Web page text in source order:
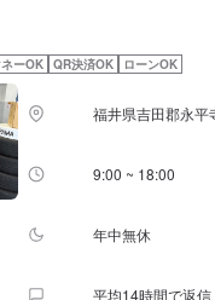
ーOK QR決済OK ローンOK
福井県吉田郡永平
9:00 ~ 18:00
年中無休
平均14時間で返信